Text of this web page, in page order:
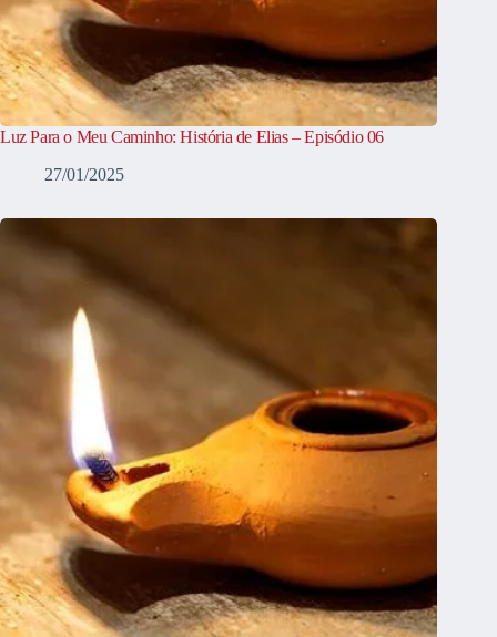
Luz Para o Meu Caminho: História de Elias – Episódio 06
27/01/2025